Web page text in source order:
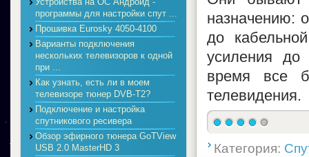
назначению:
до
усиления до
время все
телевидения.
Категория:
программы для настройки спут ...
Прошивка Eurosky 4050-4100
Варианты подключения
нескольких телевизоров к одной
при ...
Как узнать, есть ли в моем
телевизоре тюнер DVB-T2?
Подключение и настройка
спутникового ресивера
Обзор эфирного тюнера GoTView
USB 2.0 MasterHD 3